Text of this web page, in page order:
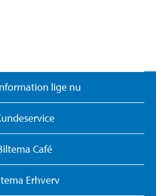
lige nu
Café
Erhverv